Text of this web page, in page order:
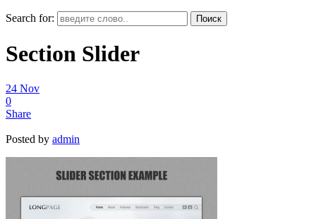
Search for:
Section Slider
24 Nov
0
Share
Posted by admin